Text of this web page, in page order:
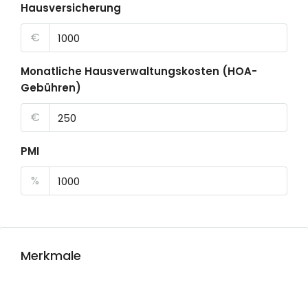
Hausversicherung
€
Monatliche Hausverwaltungskosten (HOA-
Gebühren)
€
PMI
%
Merkmale